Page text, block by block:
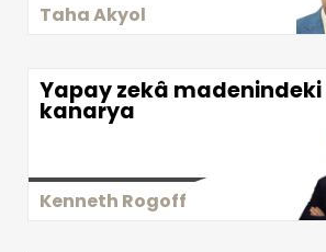
Taha Akyol
Yapay zekâ madenindeki
kanarya
Kenneth Rogoff